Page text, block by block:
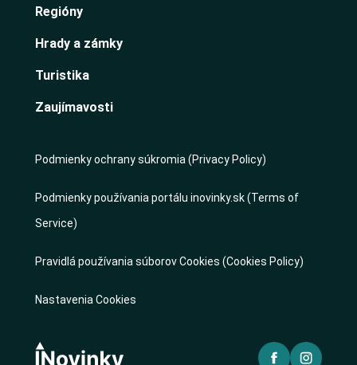
Regióny
Hrady a zámky
Turistika
Zaujímavosti
Podmienky ochrany súkromia (Privacy Policy)
Podmienky používania portálu inovinky.sk (Terms of
Service)
Pravidlá používania súborov Cookies (Cookies Policy)
Nastavenia Cookies